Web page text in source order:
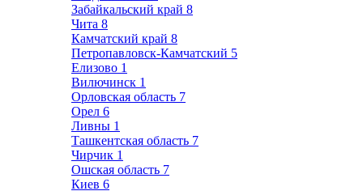
Забайкальский край 8
Чита 8
Камчатский край 8
Петропавловск-Камчатский 5
Елизово 1
Вилючинск 1
Орловская область 7
Орел 6
Ливны 1
Ташкентская область 7
Чирчик 1
Ошская область 7
Киев 6